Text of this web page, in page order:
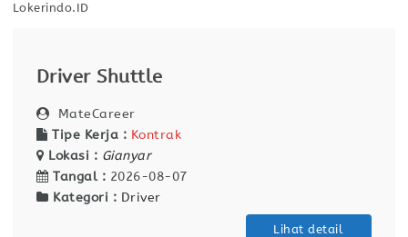
Lokerindo.ID
Driver Shuttle
MateCareer
Tipe Kerja : Kontrak
Lokasi : Gianyar
Tangal : 2026-08-07
Kategori : Driver
Lihat detail